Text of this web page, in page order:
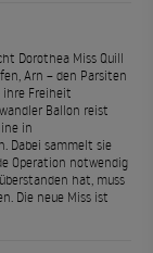
Dorothea Miss Quill
Arn – den Parsiten
ihre Freiheit
Ballon reist
in
Dabei sammelt sie
Operation notwendig
hat, muss
Die neue Miss ist